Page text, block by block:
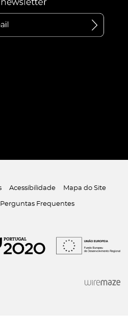
Acessibilidade Mapa do Site
Perguntas Frequentes